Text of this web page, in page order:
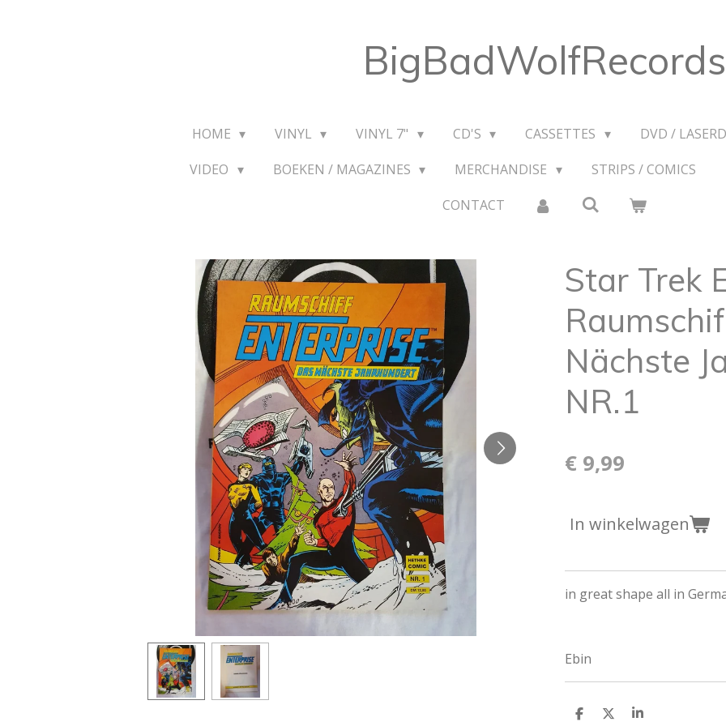
BigBadWolfRecords
HOME VINYL VINYL 7" CD'S CASSETTES
DVD /
VIDEO
BOEKEN / MAGAZINES MERCHANDISE STRIPS / COMICS
CONTACT
Star Trek
Nächste
NR.1
€ 9,99
In winkelwagen
in great shape all in
Ebin
D
D
S